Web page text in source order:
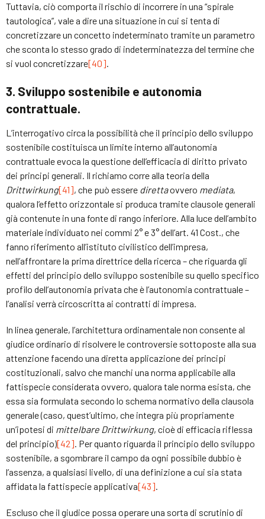
Tuttavia, ciò comporta il rischio di incorrere in una “spirale
tautologica”, vale a dire una situazione in cui si tenta di
concretizzare un concetto indeterminato tramite un parametro
che sconta lo stesso grado di indeterminatezza del termine che
si vuol concretizzare[40].
3. Sviluppo sostenibile e autonomia
contrattuale.
L’interrogativo circa la possibilità che il principio dello sviluppo
sostenibile costituisca un limite interno all’autonomia
contrattuale evoca la questione dell’efficacia di diritto privato
dei principi generali. Il richiamo corre alla teoria della
Drittwirkung[41], che può essere direttaovvero mediata,
qualora l’effetto orizzontale si produca tramite clausole generali
già contenute in una fonte di rango inferiore. Alla luce dell’ambito
materiale individuato nei commi 2° e 3° dell’art. 41 Cost., che
fanno riferimento all’istituto civilistico dell’impresa,
nell’affrontare la prima direttrice della ricerca – che riguarda gli
effetti del principio dello sviluppo sostenibile su quello specifico
profilo dell’autonomia privata che è l’autonomia contrattuale –
l’analisi verrà circoscritta ai contratti di impresa.
In linea generale, l’architettura ordinamentale non consente al
giudice ordinario di risolvere le controversie sottoposte alla sua
attenzione facendo una diretta applicazione dei principi
costituzionali, salvo che manchi una norma applicabile alla
fattispecie considerata ovvero, qualora tale norma esista, che
essa sia formulata secondo lo schema normativo della clausola
generale (caso, quest’ultimo, che integra più propriamente
un’ipotesi di mittelbare Drittwirkung, cioè di efficacia riflessa
del principio)[42]. Per quanto riguarda il principio dello sviluppo
sostenibile, a sgombrare il campo da ogni possibile dubbio è
l’assenza, a qualsiasi livello, di una definizione a cui sia stata
affidata la fattispecie applicativa[43].
Escluso che il giudice possa operare una sorta di scrutinio di